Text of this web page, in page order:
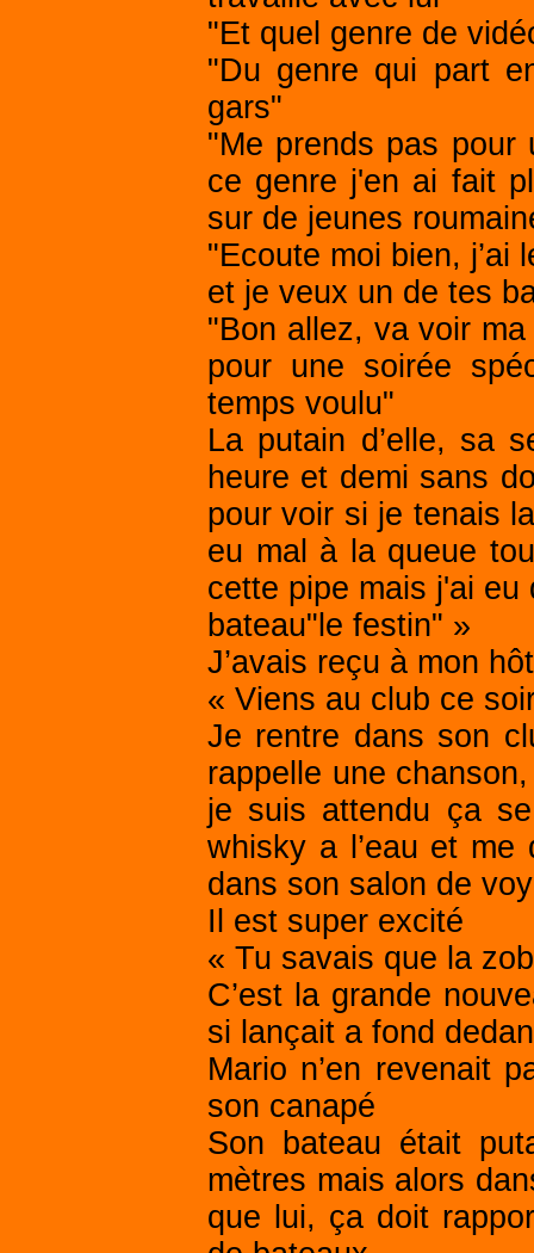
"Et quel genre de
"Du genre qui part
gars"
"Me prends pas
ce genre j'en ai fait
sur de jeunes
"Ecoute moi bien, j’ai
et je veux un de tes
"Bon allez, va voir
pour une soirée
temps voulu"
La putain d’elle, sa
heure et demi sans
pour voir si je tenais
eu mal à la queue
cette pipe mais j'ai
bateau"le festin" »
J’avais reçu à mon
« Viens au club ce
Je rentre dans son
rappelle une
je suis attendu ça
whisky a l’eau et me
dans son salon de
Il est super excité
« Tu savais que la
C’est la grande
si lançait a fond
Mario n’en revenait
son canapé
Son bateau était
mètres mais alors
que lui, ça doit